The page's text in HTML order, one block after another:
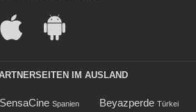
IM AUSLAND
SensaCine Spanien Beyazperde Türkei